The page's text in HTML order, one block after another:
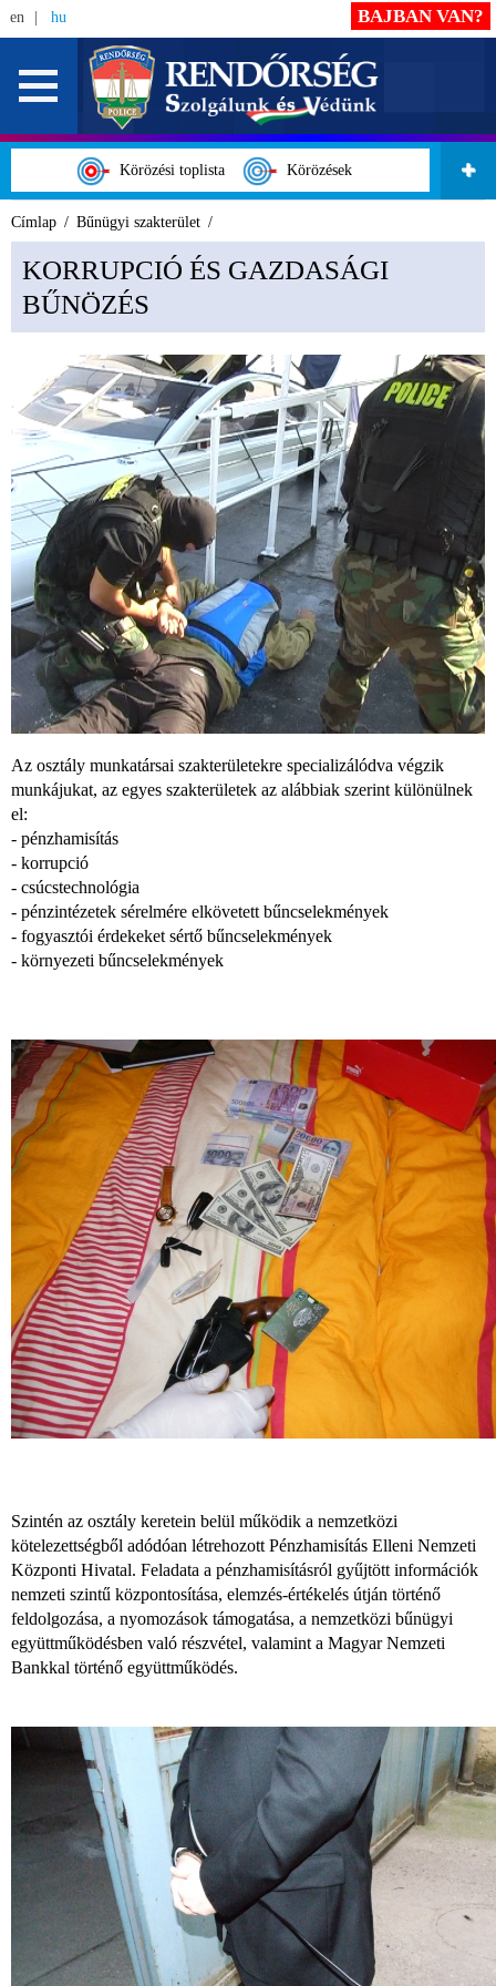
en hu
Körözési toplista Körözések
BAJBAN VAN?
Címlap Bűnügyi szakterület
KORRUPCIÓ ÉS GAZDASÁGI
BŰNÖZÉS
Az osztály munkatársai szakterületekre specializálódva végzik
munkájukat, az egyes szakterületek az alábbiak szerint különülnek
el:
- pénzhamisítás
- korrupció
- csúcstechnológia
- pénzintézetek sérelmére elkövetett bűncselekmények
- fogyasztói érdekeket sértő bűncselekmények
- környezeti bűncselekmények
Szintén az osztály keretein belül működik a nemzetközi
kötelezettségből adódóan létrehozott Pénzhamisítás Elleni Nemzeti
Központi Hivatal. Feladata a pénzhamisításról gyűjtött információk
nemzeti szintű központosítása, elemzés-értékelés útján történő
feldolgozása, a nyomozások támogatása, a nemzetközi bűnügyi
együttműködésben való részvétel, valamint a Magyar Nemzeti
Bankkal történő együttműködés.